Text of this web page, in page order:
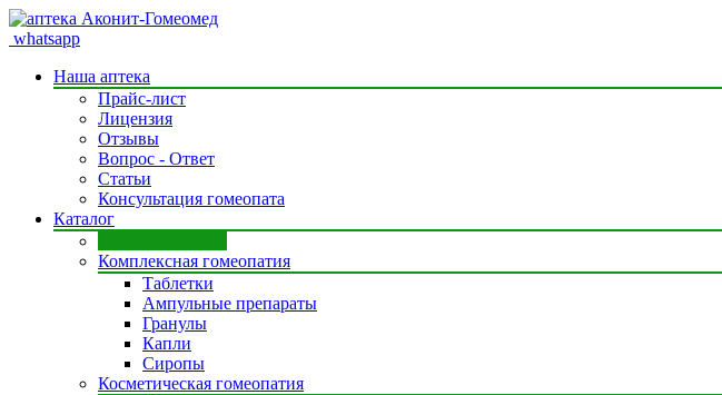
whatsapp
Наша аптека
Прайс-лист
Лицензия
Отзывы
Вопрос - Ответ
Статьи
Консультация гомеопата
Каталог
Комплексная гомеопатия
Таблетки
Ампульные препараты
Гранулы
Капли
Сиропы
Косметическая гомеопатия